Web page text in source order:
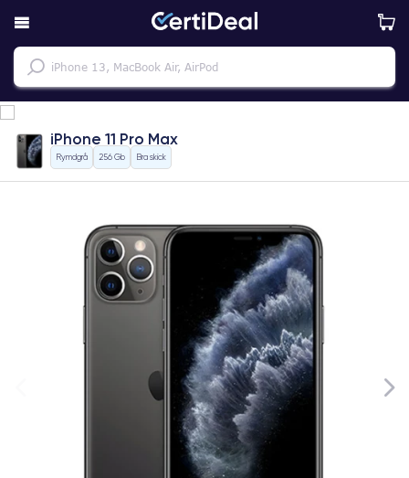
iPhone 11 Pro Max
Rymdgrå 256 Gb Bra skick